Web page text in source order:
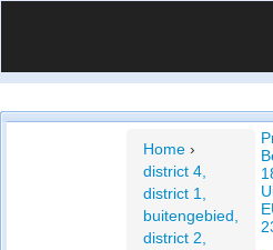
Vergelijk prijsposities - wijk
Home ›
district 4,
district 1,
buitengebied,
district 2,